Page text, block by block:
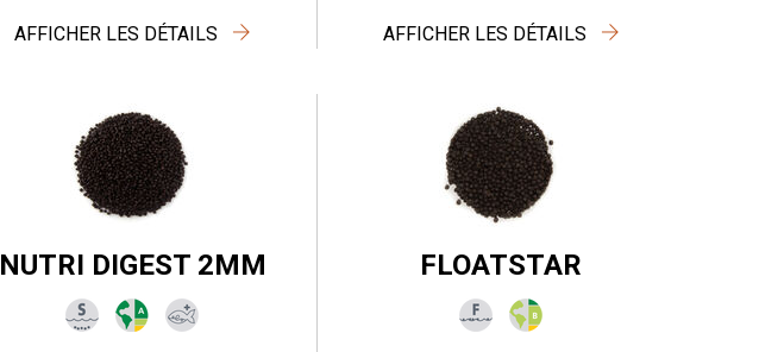
AFFICHER LES DÉTAILS AFFICHER LES DÉTAILS
NUTRI DIGEST 2MM FLOATSTAR